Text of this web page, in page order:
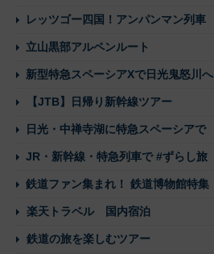
レッツゴー四国！アンパンマン列車
立山黒部アルペンルート
新型特急スペーシアXで日光鬼怒川へ
【JTB】日帰り新幹線ツアー
日光・中禅寺湖に特急スペーシアで
JR・新幹線・特急列車で #ずらし旅
鉄道ファン集まれ！ 鉄道博物館特集
楽天トラベル 国内宿泊
鉄道の旅を楽しむツアー